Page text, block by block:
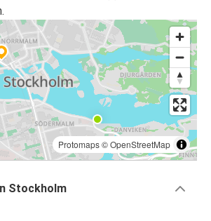
Protomaps©OpenStreetMap
Stockholm